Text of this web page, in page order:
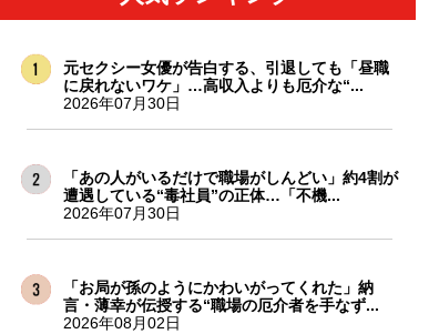
元セクシー女優が告白する、引退しても「昼職
に戻れないワケ」…高収入よりも厄介な“...
2026年07月30日
「あの人がいるだけで職場がしんどい」約4割が
遭遇している“毒社員”の正体…「不機...
2026年07月30日
「お局が孫のようにかわいがってくれた」納
言・薄幸が伝授する“職場の厄介者を手なず...
2026年08月02日